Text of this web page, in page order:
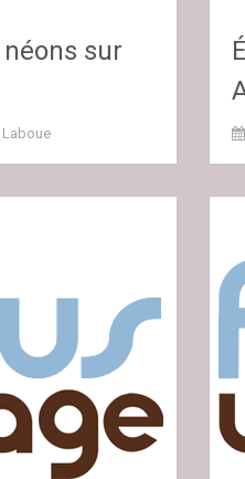
sur
Laboue